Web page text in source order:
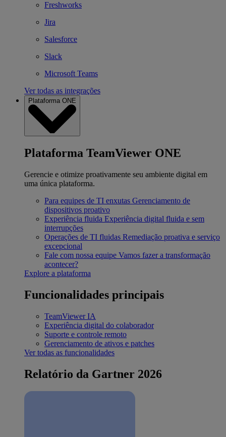
Freshworks
Jira
Salesforce
Slack
Microsoft Teams
Ver todas as integrações
Plataforma ONE
Plataforma TeamViewer ONE
Gerencie e otimize proativamente seu ambiente digital em
uma única plataforma.
Para equipes de TI enxutas Gerenciamento de
dispositivos proativo
Experiência fluida Experiência digital fluida e sem
interrupções
Operações de TI fluidas Remediação proativa e serviço
excepcional
Fale com nossa equipe Vamos fazer a transformação
acontecer?
Explore a plataforma
Funcionalidades principais
TeamViewer IA
Experiência digital do colaborador
Suporte e controle remoto
Gerenciamento de ativos e patches
Ver todas as funcionalidades
Relatório da Gartner 2026